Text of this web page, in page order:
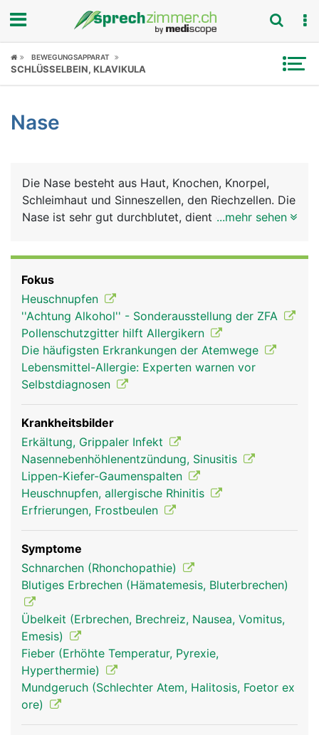
Fokus
Symptome
News
Rubriken
BEWEGUNGSAPPARAT
SCHLÜSSELBEIN, KLAVIKULA
Nase
Die Nase besteht aus Haut, Knochen, Knorpel,
Schleimhaut und Sinneszellen, den Riechzellen. Die
Nase ist sehr gut durchblutet, dient der Atmung
Feuchtigkeit zurückgewonnen. Meist wird
abwechslungsweise (zyklisch) nur durch ein
Nasenloch geatmet während sich das andere
Nasenloch erholt. Das Nasensekret und der
Niessreflex schützen beim Einatmen vor
Fremdpartikeln. Die Riechschleimhaut besteht aus
über 10 Millionen Riechzellen die eine sehr feine
Geruchswahrnehmung ermöglichen. Über die
Verbindung der Nase mit dem Rachenraum übt die
Nase auch eine wichtige Funktion bei der
Stimmbildung aus.
Nase Frau
...mehr sehen
Fokus
Heuschnupfen
''Achtung Alkohol'' - Sonderausstellung der ZFA
Pollenschutzgitter hilft Allergikern
Die häufigsten Erkrankungen der Atemwege
Lebensmittel-Allergie: Experten warnen vor
Selbstdiagnosen
Krankheitsbilder
Erkältung, Grippaler Infekt
Nasennebenhöhlenentzündung, Sinusitis
Lippen-Kiefer-Gaumenspalten
Heuschnupfen, allergische Rhinitis
Erfrierungen, Frostbeulen
Symptome
Schnarchen (Rhonchopathie)
Blutiges Erbrechen (Hämatemesis, Bluterbrechen)
Übelkeit (Erbrechen, Brechreiz, Nausea, Vomitus,
Emesis)
Fieber (Erhöhte Temperatur, Pyrexie,
Hyperthermie)
Mundgeruch (Schlechter Atem, Halitosis, Foetor ex
ore)